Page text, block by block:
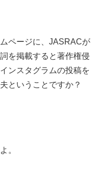
ページに、JASRACが
を掲載すると著作権侵
ンスタグラムの投稿を
ということですか？
。